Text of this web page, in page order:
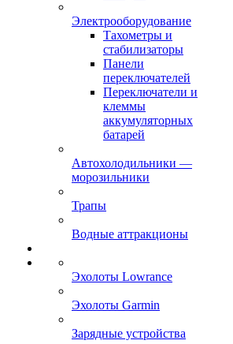
Электрооборудование
Тахометры и
стабилизаторы
Панели
переключателей
Переключатели и
клеммы
аккумуляторных
батарей
Автохолодильники —
морозильники
Трапы
Водные аттракционы
Эхолоты Lowrance
Эхолоты Garmin
Зарядные устройства